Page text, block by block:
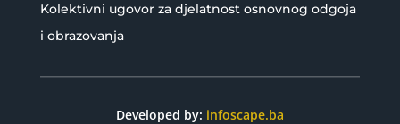
Kolektivni ugovor za djelatnost osnovnog odgoja
i obrazovanja
Developed by: infoscape.ba